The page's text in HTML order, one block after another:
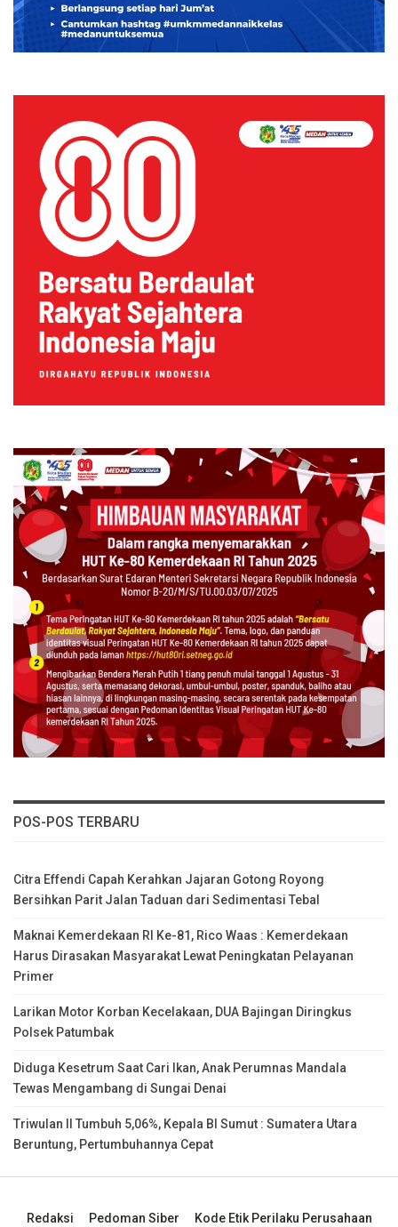
POS-POS TERBARU
Citra Effendi Capah Kerahkan Jajaran Gotong Royong
Bersihkan Parit Jalan Taduan dari Sedimentasi Tebal
Maknai Kemerdekaan RI Ke-81, Rico Waas : Kemerdekaan
Harus Dirasakan Masyarakat Lewat Peningkatan Pelayanan
Primer
Larikan Motor Korban Kecelakaan, DUA Bajingan Diringkus
Polsek Patumbak
Diduga Kesetrum Saat Cari Ikan, Anak Perumnas Mandala
Tewas Mengambang di Sungai Denai
Triwulan II Tumbuh 5,06%, Kepala BI Sumut : Sumatera Utara
Beruntung, Pertumbuhannya Cepat
Redaksi Pedoman Siber Kode Etik Perilaku Perusahaan